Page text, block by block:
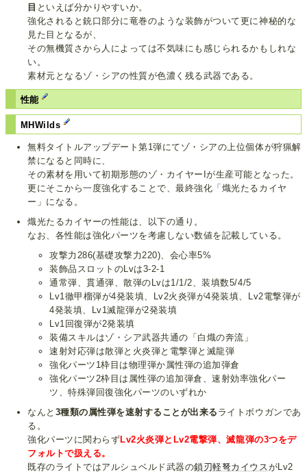
目 といえば分かりやすいか。
強化されると銃口部分に竜巻のような装飾がついて更に神秘的な
見た目となるが、
その無機質さから人によっては不気味にも感じられるかもしれな
い。
素材元となるゾ・シアの性質が色濃く残る武器である。
性能
MHWilds
無料タイトルアップデート第1弾にてゾ・シアの上位個体が狩猟解
禁になると同時に、
その素材を用いて初期形態のゾ・カイヤーIが生産可能となった。
更にそこから一度強化することで、最終強化「熾光たるカイヤ
ー」になる。
熾光たるカイヤーの性能は、以下の通り。
なお、各性能は強化パーツを考慮しない数値を記載している。
攻撃力286(基礎攻撃力220)、会心率5%
装飾品スロットのLvは3-2-1
通常弾、貫通弾、散弾のLvは1/1/2、装填数5/4/5
Lv1徹甲榴弾が4発装填、Lv2火炎弾が4発装填、Lv2電撃弾が
4発装填、Lv1滅龍弾が2発装填
Lv1回復弾が2発装填
装備スキルはゾ・シア武器共通の「白熾の奔流」
速射対応弾は散弾と火炎弾と電撃弾と滅龍弾
強化パーツ1枠目は物理弾か属性弾の追加弾倉
強化パーツ2枠目は属性弾の追加弾倉、速射効率強化パー
ツ、特殊弾回復強化パーツのいずれか
なんと 3種類の属性弾を速射することが出来る ライトボウガンであ
る。
強化パーツに関わらずLv2火炎弾とLv2電撃弾、滅龍弾の3つをデ
フォルトで扱える。
既存のライトではアルシュベルド武器の鎖刃軽弩カイウスがLv2